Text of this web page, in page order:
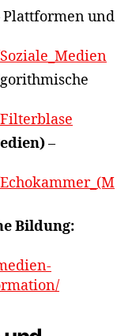
Plattformen und
–
Bildung: